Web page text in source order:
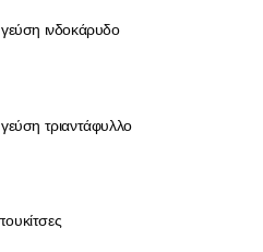
ινδοκάρυδο
τριαντάφυλλο